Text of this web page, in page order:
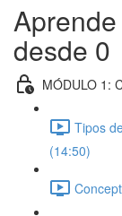
desde 0
MÓDULO 1:
Tipos
(14:50)